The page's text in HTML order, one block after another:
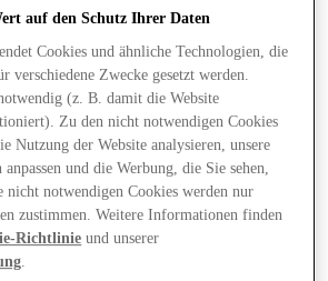
auf den Schutz Ihrer Daten
Cookies und ähnliche Technologien, die
Zwecke gesetzt werden.
(z. B. damit die Website
Zu den nicht notwendigen Cookies
Nutzung der Website analysieren, unsere
und die Werbung, die Sie sehen,
nicht notwendigen Cookies werden nur
zustimmen. Weitere Informationen finden
Richtlinie und unserer